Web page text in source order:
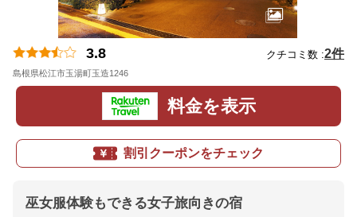
3.8 クチコミ数 :2件
島根県松江市玉湯町玉造1246
料金を表示
割引クーポンをチェック
巫女服体験もできる女子旅向きの宿